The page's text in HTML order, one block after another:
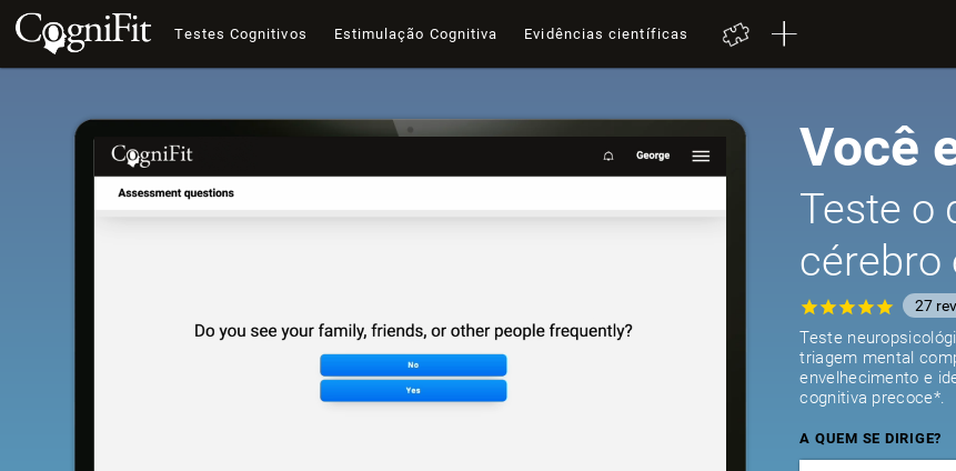
Testes Cognitivos Estimulação Cognitiva Evidências científicas
Você
Teste o
cérebro
27
Teste
triagem mental
envelhecimento e
cognitiva precoce*.
A QUEM SE DIRIGE?